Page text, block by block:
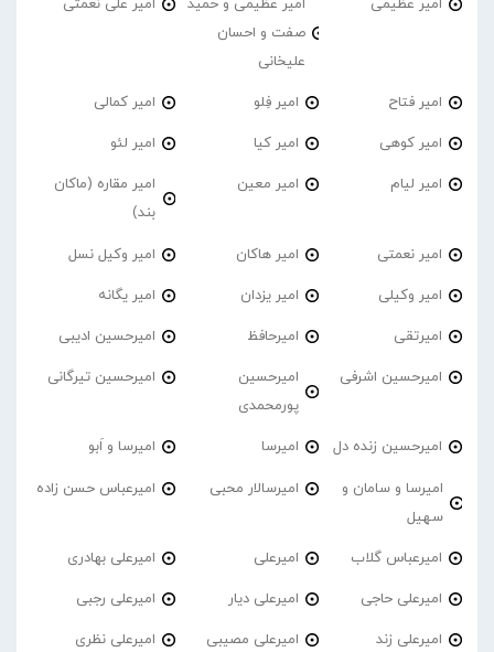
امیر عظیمی
امیر عظیمی و حمید
صفت و احسان
علیخانی
امیر علی نعمتی
امیر فتاح امیر فِلو امیر کمالی
امیر کوهی امیر کیا امیر لئو
امیر لیام امیر معین
امیر مقاره (ماکان
بند)
امیر نعمتی امیر هاکان امیر وکیل نسل
امیر وکیلی امیر یزدان امیر یگانه
امیرتقی امیرحافظ امیرحسین ادیبی
امیرحسین اشرفی
امیرحسین
پورمحمدی
امیرحسین تیرگانی
امیرحسین زنده دل امیرسا امیرسا و اَبو
امیرسا و سامان و
سهیل
امیرسالار محبی امیرعباس حسن زاده
امیرعباس گلاب امیرعلی امیرعلی بهادری
امیرعلی حاجی امیرعلی دیار امیرعلی رجبی
امیرعلی زند امیرعلی مصیبی امیرعلی نظری